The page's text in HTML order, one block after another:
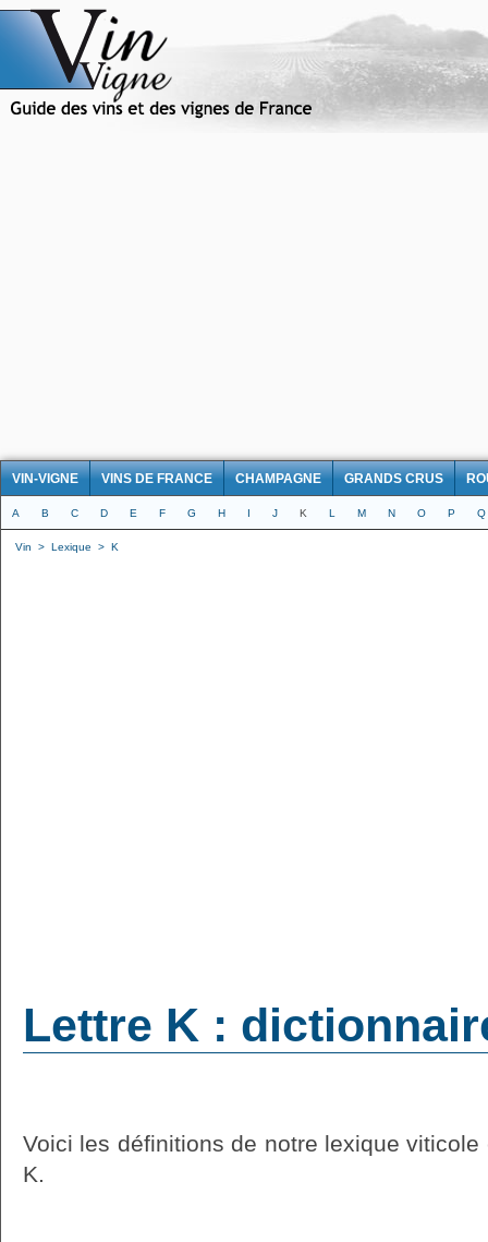
VIN-VIGNE VINS DE FRANCE CHAMPAGNE GRANDS CRUS
A B C D E F G H I J K L M N O P Q
Vin > Lexique > K
Lettre K :
Voici les définitions de notre lexique
K.